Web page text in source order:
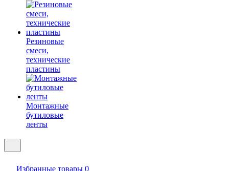
Резиновые
смеси,
технические
пластины
Монтажные
бутиловые
ленты
Избранные товары 0